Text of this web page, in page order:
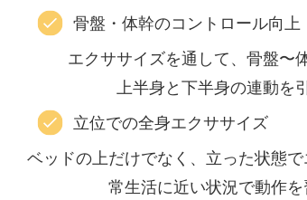
骨盤・体幹のコントロール向上
エクササイズを通して、骨盤〜
上半身と下半身の連動を
立位での全身エクササイズ
ベッドの上だけでなく、立った状態
常生活に近い状況で動作を